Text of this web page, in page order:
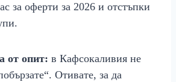
за оферти за 2026 и отстъпки
от опит: в Кафсокаливия не
Отивате, за да